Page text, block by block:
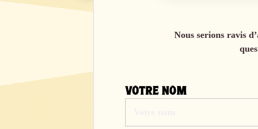
Nous serions ravis
VOTRE NOM